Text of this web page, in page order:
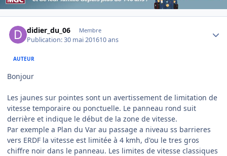
didier_du_06 Membre
Publication:30 mai 201610 ans
AUTEUR
Bonjour
Les jaunes sur pointes sont un avertissement de limitation de
vitesse temporaire ou ponctuelle. Le panneau rond suit
derrière et indique le début de la zone de vitesse.
Par exemple a Plan du Var au passage a niveau ss barrieres
vers ERDF la vitesse est limitée à 4 kmh, d'ou le tres gros
chiffre noir dans le panneau. Les limites de vitesse classiques